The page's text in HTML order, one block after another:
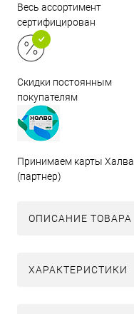
Весь ассортимент
сертифицирован
Скидки постоянным
покупателям
Принимаем карты Халва
(партнер)
ОПИСАНИЕ ТОВАРА
ХАРАКТЕРИСТИКИ